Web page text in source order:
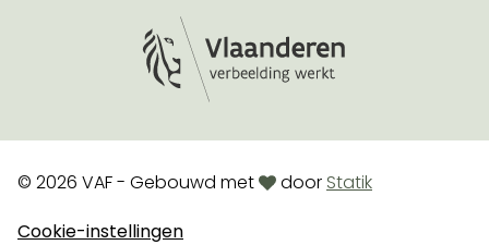
© 2026 VAF - Gebouwd metlovedoor Statik
Cookie-instellingen